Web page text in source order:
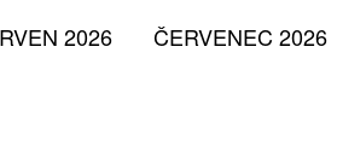
ČERVENEC 2026
2026